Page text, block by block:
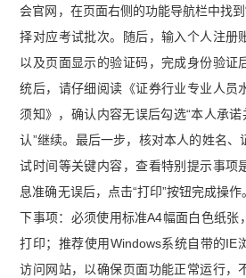
会官网，在页面右侧的功能导航栏中找
择对应考试批次。随后，输入个人注册
以及页面显示的验证码，完成身份验证
统后，请仔细阅读《证券行业专业人员
须知》，确认内容无误后勾选“本人承诺
认”继续。最后一步，核对本人的姓名
试时间等关键内容，查看特别提示事项
息准确无误后，点击“打印”按钮完成操
下事项：必须使用标准A4幅面白色纸张
打印；推荐使用Windows系统自带的IE
访问网站，以确保页面功能正常运行，